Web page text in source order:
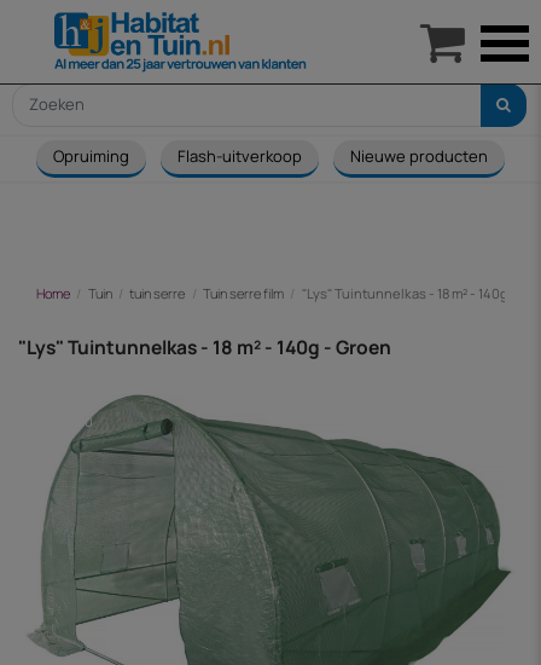
Opruiming Flash-uitverkoop Nieuwe producten
Home Tuin tuin serre Tuin serre film "Lys" Tuintunnelkas - 18 m² - 140g -
"Lys" Tuintunnelkas - 18 m² - 140g - Groen
-€ 43,00
